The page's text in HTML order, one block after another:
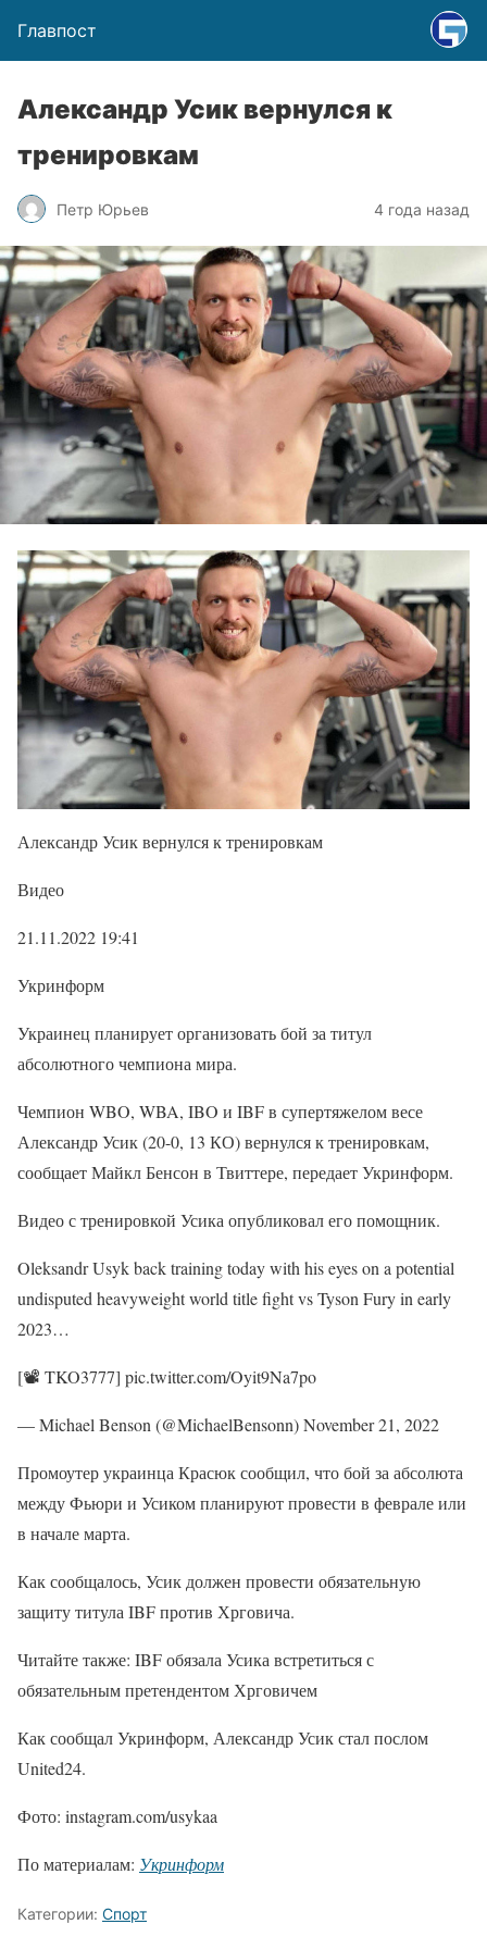
Главпост
Александр Усик вернулся к
тренировкам
Петр Юрьев 4 года назад
Александр Усик вернулся к тренировкам
Видео
21.11.2022 19:41
Укринформ
Украинец планирует организовать бой за титул
абсолютного чемпиона мира.
Чемпион WBO, WBA, IBO и IBF в супертяжелом весе
Александр Усик (20-0, 13 КО) вернулся к тренировкам,
сообщает Майкл Бенсон в Твиттере, передает Укринформ.
Видео с тренировкой Усика опубликовал его помощник.
Oleksandr Usyk back training today with his eyes on a potential
undisputed heavyweight world title fight vs Tyson Fury in early
2023…
[📽️ TKO3777] pic.twitter.com/Oyit9Na7po
— Michael Benson (@MichaelBensonn) November 21, 2022
Промоутер украинца Красюк сообщил, что бой за абсолюта
между Фьюри и Усиком планируют провести в феврале или
в начале марта.
Как сообщалось, Усик должен провести обязательную
защиту титула IBF против Хрговича.
Читайте также: IBF обязала Усика встретиться с
обязательным претендентом Хрговичем
Как сообщал Укринформ, Александр Усик стал послом
United24.
Фото: instagram.com/usykaa
По материалам: Укринформ
Категории: Спорт